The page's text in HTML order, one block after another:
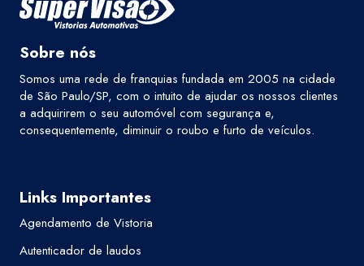
Sobre nós
Somos uma rede de franquias fundada em 2005 na cidade
de São Paulo/SP, com o intuito de ajudar os nossos clientes
a adquirirem o seu automóvel com segurança e,
consequentemente, diminuir o roubo e furto de veículos.
Links Importantes
Agendamento de Vistoria
Autenticador de laudos